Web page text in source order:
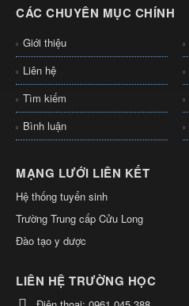
CÁC CHUYÊN MỤC CHÍNH
Giới thiệu
Liên hệ
Tìm kiếm
Bình luận
MẠNG LƯỚI LIÊN KẾT
Hệ thống tuyển sinh
Trường Trung cấp Cửu Long
Đào tạo y dược
LIÊN HỆ TRƯỜNG HỌC